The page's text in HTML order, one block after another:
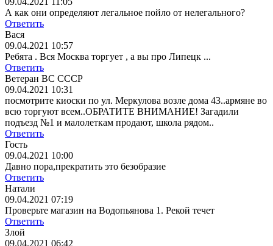
А как они определяют легальное пойло от нелегального?
Ответить
Вася
09.04.2021 10:57
Ребята . Вся Москва торгует , а вы про Липецк ...
Ответить
Ветеран ВС СССР
09.04.2021 10:31
посмотрите киоски по ул. Меркулова возле дома 43..армяне во
всю торгуют всем..ОБРАТИТЕ ВНИМАНИЕ! Загадили
подъезд №1 и малолеткам продают, школа рядом..
Ответить
Гость
09.04.2021 10:00
Давно пора,прекратить это безобразие
Ответить
Натали
09.04.2021 07:19
Проверьте магазин на Водопьянова 1. Рекой течет
Ответить
Злой
09.04.2021 06:42